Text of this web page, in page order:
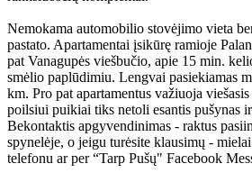
Nemokama automobilio stovėjimo vieta
pastato. Apartamentai įsikūrę ramioje
pat Vanagupės viešbučio, apie 15 min.
smėlio paplūdimiu. Lengvai pasiekiamas
km. Pro pat apartamentus važiuoja
poilsiui puikiai tiks netoli esantis pušynas
Bekontaktis apgyvendinimas - raktus
spynelėje, o jeigu turėsite klausimų -
telefonu ar per “Tarp Pušų" Facebook